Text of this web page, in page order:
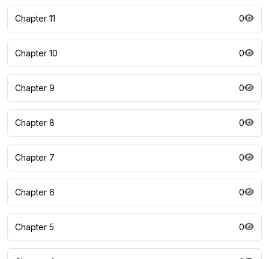
Chapter 11 0
Chapter 10 0
Chapter 9 0
Chapter 8 0
Chapter 7 0
Chapter 6 0
Chapter 5 0